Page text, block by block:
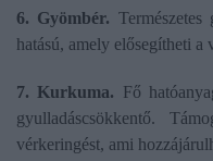
6. Gyömbér.
hatású, amely elősegítheti a
7. Kurkuma. Fő
gyulladáscsökkentő.
vérkeringést, ami